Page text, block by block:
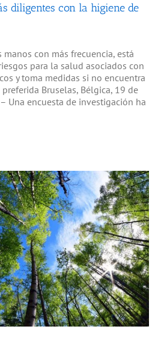
diligentes con la higiene de
con más frecuencia, está
para la salud asociados con
y toma medidas si no encuentra
Bruselas, Bélgica, 19 de
Una encuesta de investigación ha